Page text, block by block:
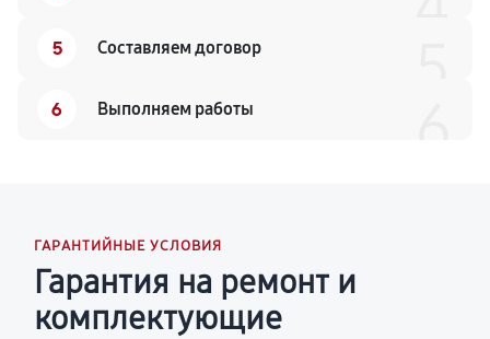
5 Составляем договор
6 Выполняем работы
ГАРАНТИЙНЫЕ УСЛОВИЯ
Гарантия на ремонт и
комплектующие